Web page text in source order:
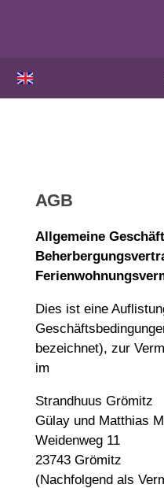
AGB
Allgemeine
Dies ist eine
bezeichnet), zur
im
Strandhuus Grömitz
Gülay und Matthias
Weidenweg 11
23743 Grömitz
(Nachfolgend als